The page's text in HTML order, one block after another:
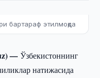
бартараф этилмоқда
—Ўзбекистоннинг
натижасида